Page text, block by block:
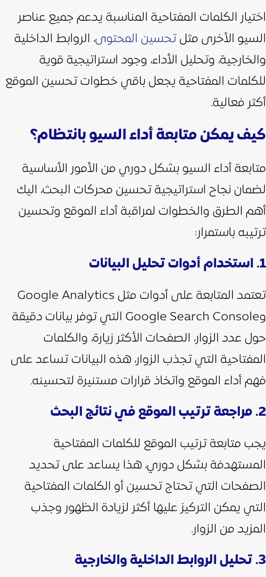
اختيار الكلمات المفتاحية المناسبة يدعم جميع عناصر
السيو الأخرى مثلتحسين المحتوى، الروابط الداخلية
والخارجية، وتحليل الأداء، وجود استراتيجية قوية
للكلمات المفتاحية يجعل باقي خطوات تحسين الموقع
أكثر فعالية.
كيف يمكن متابعة أداء السيو بانتظام؟
متابعة أداء السيو بشكل دوري من الأمور الأساسية
لضمان نجاح استراتيجية تحسين محركات البحث، اليك
أهم الطرق والخطوات لمراقبة أداء الموقع وتحسين
ترتيبه باستمرار:
1. استخدام أدوات تحليل البيانات
تعتمد المتابعة على أدوات مثل Google Analytics
وGoogle Search Console التي توفر بيانات دقيقة
حول عدد الزوار، الصفحات الأكثر زيارة، والكلمات
المفتاحية التي تجذب الزوار، هذه البيانات تساعد على
فهم أداء الموقع واتخاذ قرارات مستنيرة لتحسينه.
2. مراجعة ترتيب الموقع في نتائج البحث
يجب متابعة ترتيب الموقع للكلمات المفتاحية
المستهدفة بشكل دوري، هذا يساعد على تحديد
الصفحات التي تحتاج تحسين أو الكلمات المفتاحية
التي يمكن التركيز عليها أكثر لزيادة الظهور وجذب
المزيد من الزوار.
3. تحليل الروابط الداخلية والخارجية